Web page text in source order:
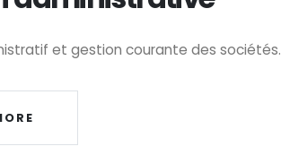
et gestion courante des sociétés.